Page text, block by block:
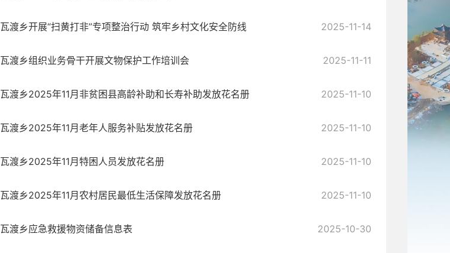
瓦渡乡开展“扫黄打非”专项整治行动 筑牢乡村文化安全防线 2025-11-14
瓦渡乡组织业务骨干开展文物保护工作培训会 2025-11-11
瓦渡乡2025年11月非贫困县高龄补助和长寿补助发放花名册 2025-11-10
瓦渡乡2025年11月老年人服务补贴发放花名册 2025-11-10
瓦渡乡2025年11月特困人员发放花名册 2025-11-10
瓦渡乡2025年11月农村居民最低生活保障发放花名册 2025-11-10
瓦渡乡应急救援物资储备信息表 2025-10-30